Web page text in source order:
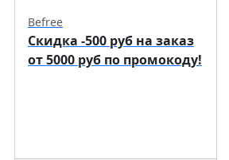
Befree
Скидка -500 руб на заказ
от 5000 руб по промокоду!